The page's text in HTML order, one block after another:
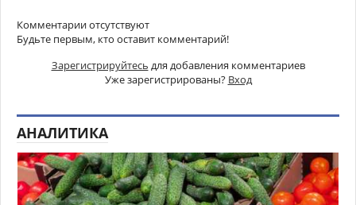
Комментарии отсутствуют
Будьте первым, кто оставит комментарий!
Зарегистрируйтесь для добавления комментариев
Уже зарегистрированы? Вход
АНАЛИТИКА